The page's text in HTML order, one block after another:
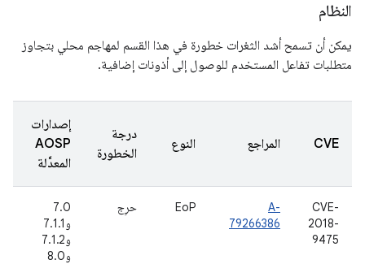
النظام
يمكن أن تسمح أشد الثغرات خطورة في هذا القسم لمهاجم محلي بتجاوز
متطلبات تفاعل المستخدم للوصول إلى أذونات إضافية.
CVE المراجع النوع
درجة
الخطورة
إصدارات
AOSP
المعدَّلة
CVE-
2018-
9475
A-
79266386
EoP حرِج
7.0
و7.1.1
و7.1.2
و8.0